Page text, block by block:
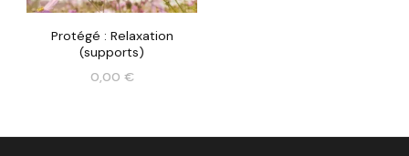
Protégé : Relaxation
(supports)
0,00 €